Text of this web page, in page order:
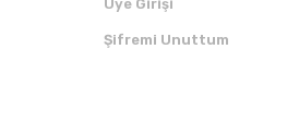
Üye Girişi
Şifremi Unuttum